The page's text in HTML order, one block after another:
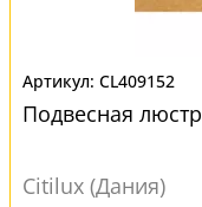
CL409152
Подвесная
Citilux (Дания)